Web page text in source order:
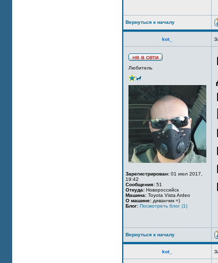
Вернуться к началу
kot_
Любитель
Зарегистрирован: 01 июл 2017,
19:42
Сообщения: 51
Откуда: Новороссийск
Машина: Toyota Vista Ardeo
О машине: диванчик =)
Блог: Посмотреть блог (1)
Вернуться к началу
kot_